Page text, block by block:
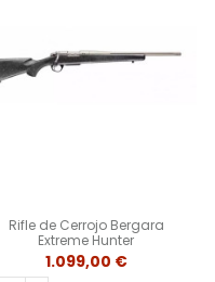
Rifle de Cerrojo Bergara
Extreme Hunter
1.099,00 €